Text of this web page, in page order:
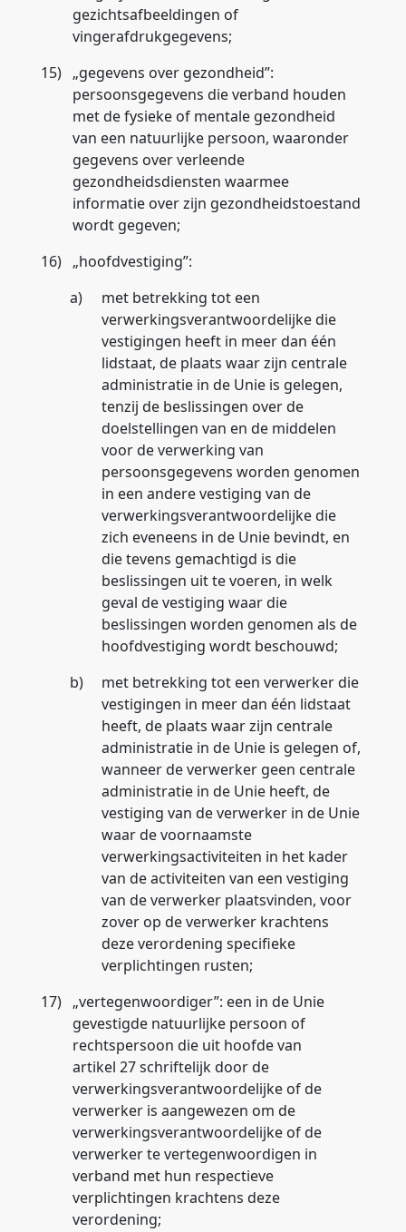
gezichtsafbeeldingen of
vingerafdrukgegevens;
15) „gegevens over gezondheid”:
persoonsgegevens die verband houden
met de fysieke of mentale gezondheid
van een natuurlijke persoon, waaronder
gegevens over verleende
gezondheidsdiensten waarmee
informatie over zijn gezondheidstoestand
wordt gegeven;
16) „hoofdvestiging”:
a)
met betrekking tot een
verwerkingsverantwoordelijke die
vestigingen heeft in meer dan één
lidstaat, de plaats waar zijn centrale
administratie in de Unie is gelegen,
tenzij de beslissingen over de
doelstellingen van en de middelen
voor de verwerking van
persoonsgegevens worden genomen
in een andere vestiging van de
verwerkingsverantwoordelijke die
zich eveneens in de Unie bevindt, en
die tevens gemachtigd is die
beslissingen uit te voeren, in welk
geval de vestiging waar die
beslissingen worden genomen als de
hoofdvestiging wordt beschouwd;
b)
met betrekking tot een verwerker die
vestigingen in meer dan één lidstaat
heeft, de plaats waar zijn centrale
administratie in de Unie is gelegen of,
wanneer de verwerker geen centrale
administratie in de Unie heeft, de
vestiging van de verwerker in de Unie
waar de voornaamste
verwerkingsactiviteiten in het kader
van de activiteiten van een vestiging
van de verwerker plaatsvinden, voor
zover op de verwerker krachtens
deze verordening specifieke
verplichtingen rusten;
17) „vertegenwoordiger”: een in de Unie
gevestigde natuurlijke persoon of
rechtspersoon die uit hoofde van
artikel 27 schriftelijk door de
verwerkingsverantwoordelijke of de
verwerker is aangewezen om de
verwerkingsverantwoordelijke of de
verwerker te vertegenwoordigen in
verband met hun respectieve
verplichtingen krachtens deze
verordening;